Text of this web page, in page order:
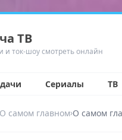
ТВ
и ток-шоу смотреть онлайн
Сериалы ТВ
О самом главном›О самом